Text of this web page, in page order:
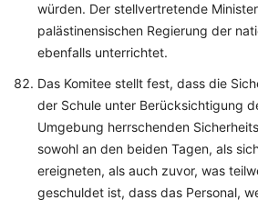
würden. Der stellvertretende
palästinensischen Regierung der
ebenfalls unterrichtet.
Das Komitee stellt fest, dass die
der Schule unter Berücksichtigung
Umgebung herrschenden
sowohl an den beiden Tagen, als
ereigneten, als auch zuvor, was
geschuldet ist, dass das Personal,